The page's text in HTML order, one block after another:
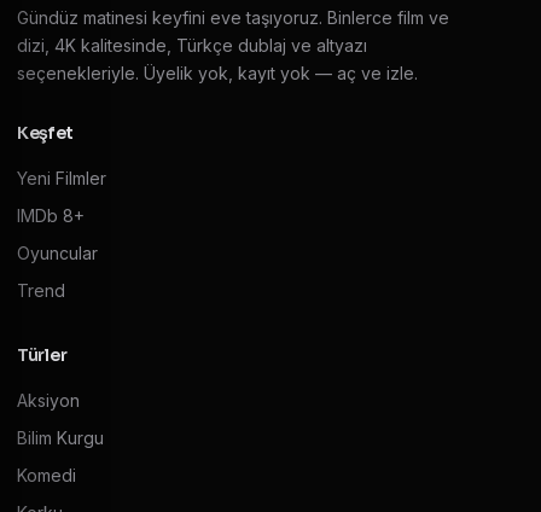
Gündüz matinesi keyfini eve taşıyoruz. Binlerce film ve
dizi, 4K kalitesinde, Türkçe dublaj ve altyazı
seçenekleriyle. Üyelik yok, kayıt yok — aç ve izle.
Keşfet
Yeni Filmler
IMDb 8+
Oyuncular
Trend
Türler
Aksiyon
Bilim Kurgu
Komedi